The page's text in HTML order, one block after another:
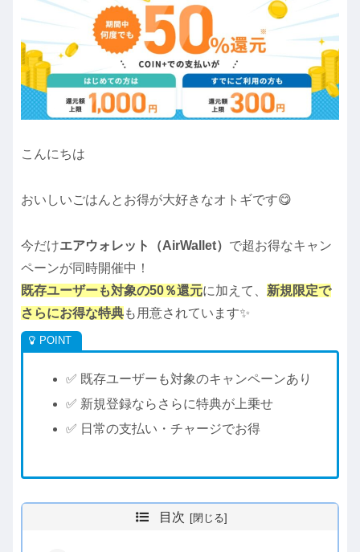
こんにちは
おいしいごはんとお得が大好きなオトギです😋
今だけエアウォレット（AirWallet） で超お得なキャン
ペーンが同時開催中！
既存ユーザーも対象の50％還元に加えて、 新規限定で
さらにお得な特典も用意されています✨
✅ 既存ユーザーも対象のキャンペーンあり
✅ 新規登録ならさらに特典が上乗せ
✅ 日常の支払い・チャージでお得
目次